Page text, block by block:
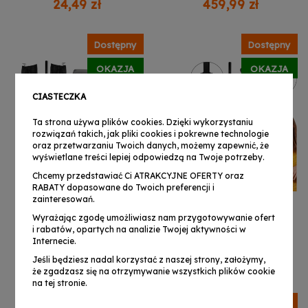
akcesoria regulowany
24,49 zł
poprzeczna 3x adapter
459,99 zł
Dostępny
OKAZJA
DNA BOX2 SET BAG
stojak tripod statyw
kolumnowy żelazny
czarny podstawa
kolumnowa pin
139,99 zł
Dostępny
OKAZJA
DNA BOX2 stojak tripod
żelazny czarny
podstawa kolumnowa
69,99 zł
CIASTECZKA
Ta strona używa plików cookies. Dzięki wykorzystaniu
rozwiązań takich, jak pliki cookies i pokrewne technologie
oraz przetwarzaniu Twoich danych, możemy zapewnić, że
wyświetlane treści lepiej odpowiedzą na Twoje potrzeby.
Chcemy przedstawiać Ci ATRAKCYJNE OFERTY oraz
RABATY dopasowane do Twoich preferencji i
zainteresowań.
Wyrażając zgodę umożliwiasz nam przygotowywanie ofert
i rabatów, opartych na analizie Twojej aktywności w
Internecie.
Jeśli będziesz nadal korzystać z naszej strony, założymy,
że zgadzasz się na otrzymywanie wszystkich plików cookie
na tej stronie.